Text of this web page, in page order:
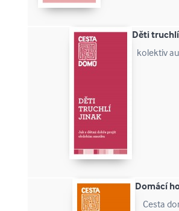
Děti
kolektiv
Domácí
Cesta